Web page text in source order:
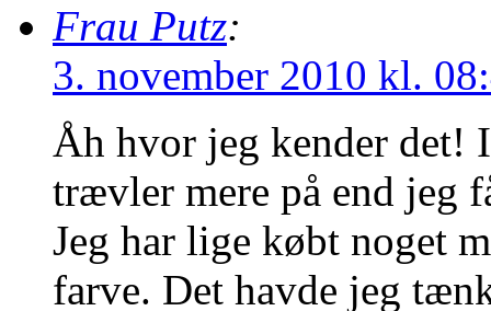
Frau Putz:
3. november 2010 kl.
Åh hvor jeg kender det!
trævler mere på end jeg
Jeg har lige købt noget
farve. Det havde jeg